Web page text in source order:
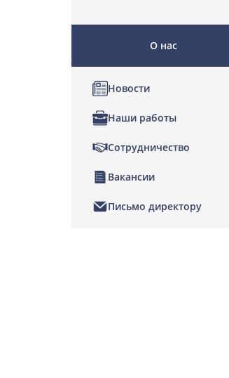
О нас
Новости
Наши работы
Сотрудничество
Вакансии
Письмо директору